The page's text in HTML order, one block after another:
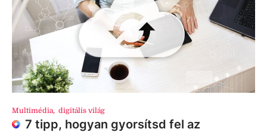
Multimédia, digitális világ
7 tipp, hogyan gyorsítsd fel az